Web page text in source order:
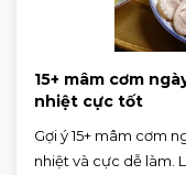
15+ mâm cơm
nhiệt cực tốt
Gợi ý 15+ mâm cơm
nhiệt và cực dễ làm.